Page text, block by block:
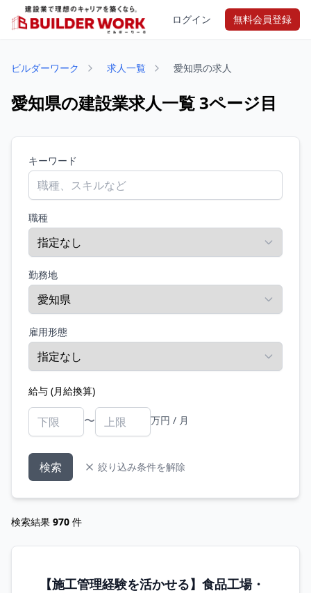
ログイン 無料会員登録
ビルダーワーク 求人一覧 愛知県の求人
愛知県の建設業求人一覧 3ページ目
キーワード
職種
勤務地
雇用形態
給与 (月給換算)
〜 万円 / 月
検索 絞り込み条件を解除
検索結果 970 件
【施工管理経験を活かせる】食品工場・